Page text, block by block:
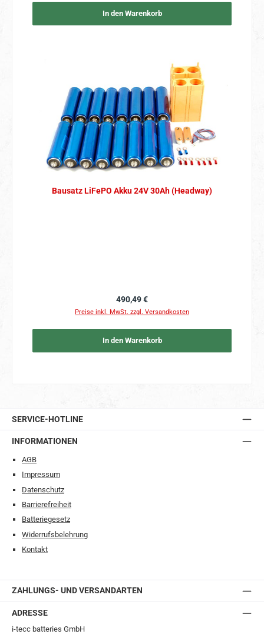
In den Warenkorb
Bausatz LiFePO Akku 24V 30Ah (Headway)
Regulärer Preis:
490,49 €
Preise inkl. MwSt. zzgl. Versandkosten
In den Warenkorb
SERVICE-HOTLINE
INFORMATIONEN
AGB
Impressum
Datenschutz
Barrierefreiheit
Batteriegesetz
Widerrufsbelehrung
Kontakt
ZAHLUNGS- UND VERSANDARTEN
ADRESSE
i-tecc batteries GmbH